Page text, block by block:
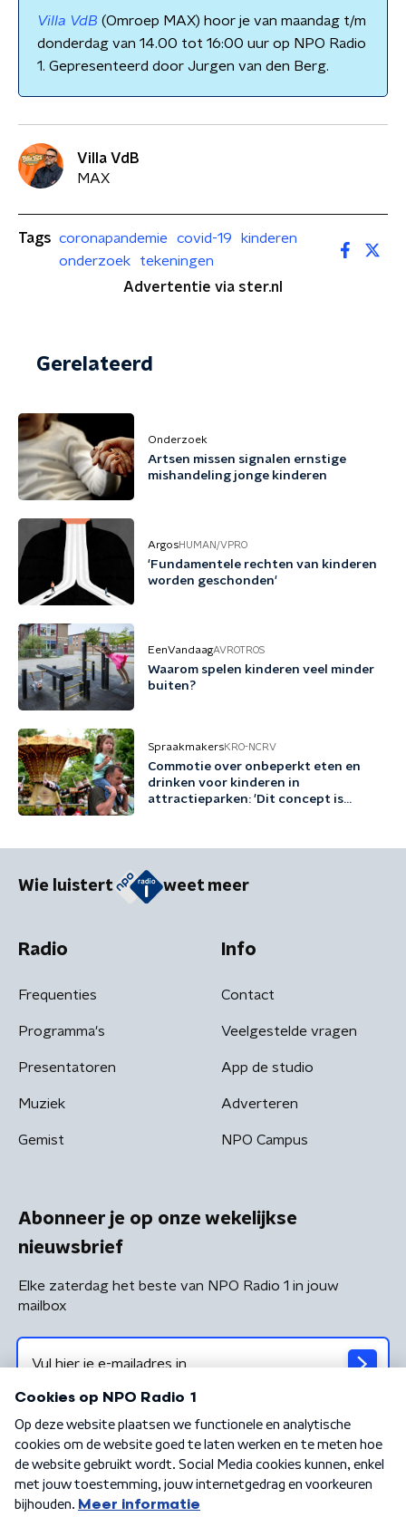
Villa VdB (Omroep MAX) hoor je van maandag t/m
donderdag van 14.00 tot 16:00 uur op NPO Radio
1. Gepresenteerd door Jurgen van den Berg.
Villa VdB
MAX
Tags coronapandemie covid-19
kinderen
onderzoek
tekeningen
Advertentie via ster.nl
Gerelateerd
Onderzoek
Artsen missen signalen ernstige
mishandeling jonge kinderen
ArgosHUMAN/VPRO
'Fundamentele rechten van kinderen
worden geschonden'
EenVandaagAVROTROS
Waarom spelen kinderen veel minder
buiten?
SpraakmakersKRO-NCRV
Commotie over onbeperkt eten en
drinken voor kinderen in
attractieparken: 'Dit concept is
Wie luistert weet meer
Radio
Frequenties
Programma's
Presentatoren
Muziek
Gemist
Info
Contact
Veelgestelde vragen
App de studio
Adverteren
NPO Campus
Abonneer je op onze wekelijkse
nieuwsbrief
Elke zaterdag het beste van NPO Radio 1 in jouw
mailbox
Algemene voorwaarden